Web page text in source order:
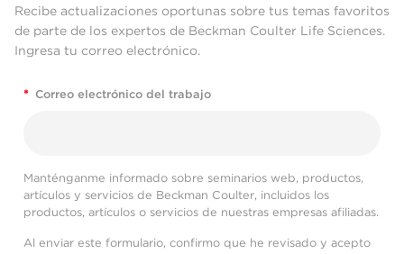
Recibe actualizaciones oportunas sobre tus temas favoritos
de parte de los expertos de Beckman Coulter Life Sciences.
Ingresa tu correo electrónico.
* Correo electrónico del trabajo
Manténganme informado sobre seminarios web, productos,
artículos y servicios de Beckman Coulter, incluidos los
productos, artículos o servicios de nuestras empresas afiliadas.
Al enviar este formulario, confirmo que he revisado y acepto